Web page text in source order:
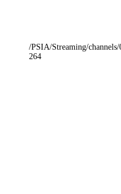
/PSIA/Streaming/
264